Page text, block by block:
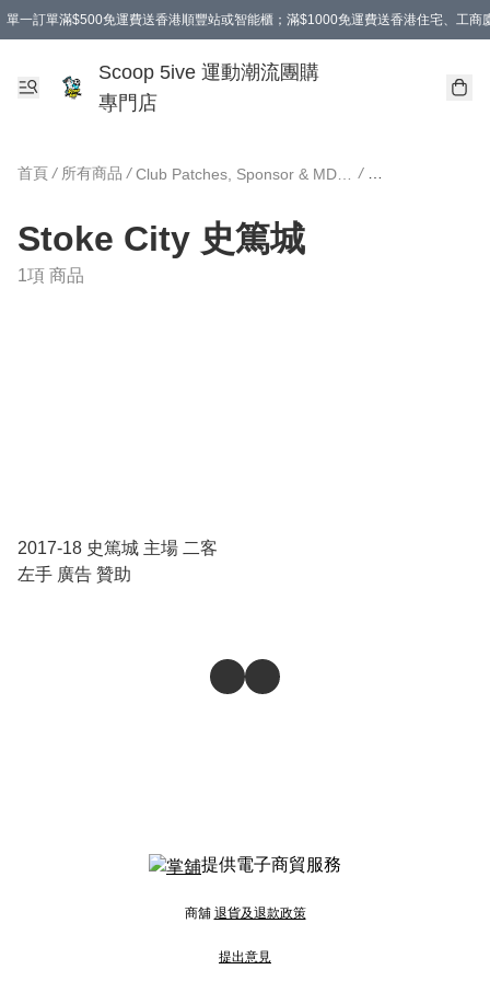
單一訂單滿$500免運費送香港順豐站或智能櫃；滿$1000免運費送香港住宅、工商
Scoop 5ive 運動潮流團購
專門店
首頁 / 所有商品 / /
Stoke City 史篤城
1項 商品
2017-18 史篤城 主場 二客
左手 廣告 贊助
提供電子商貿服務
商舖 退貨及退款政策
提出意見